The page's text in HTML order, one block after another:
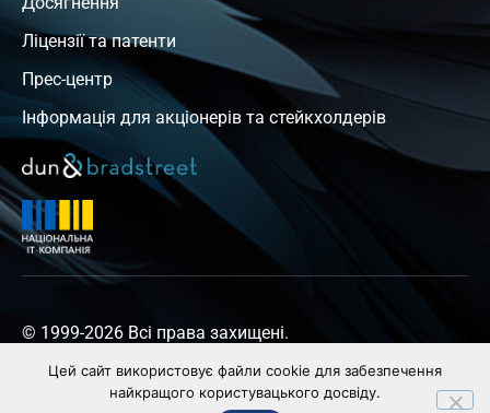
Ліцензії та патенти
Прес-центр
Інформація для акціонерів та стейкхолдерів
© 1999-2026 Всі права захищені.
Політика конфіденційності
Цей сайт використовує файли cookie для забезпечення
найкращого користувацького досвіду.